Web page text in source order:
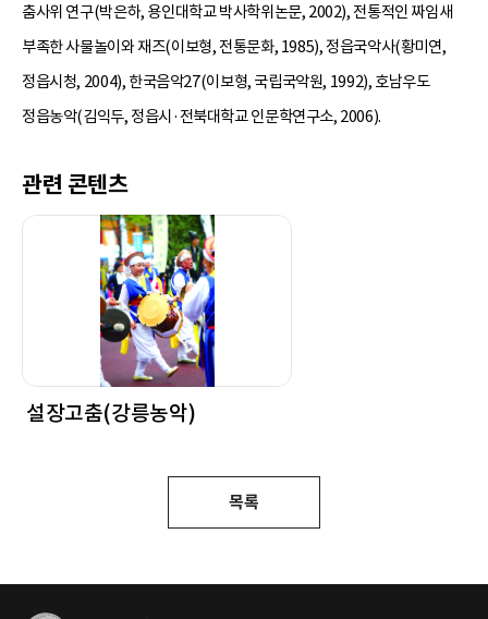
춤사위 연구(박은하, 용인대학교 박사학위논문, 2002), 전통적인 짜임새
부족한 사물놀이와 재즈(이보형, 전통문화, 1985), 정읍국악사(황미연,
정읍시청, 2004), 한국음악27(이보형, 국립국악원, 1992), 호남우도
정읍농악(김익두, 정읍시·전북대학교 인문학연구소, 2006).
관련 콘텐츠
설장고춤(강릉농악)
목록